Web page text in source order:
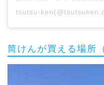
tsutsu-ken
筒けんが買える場所